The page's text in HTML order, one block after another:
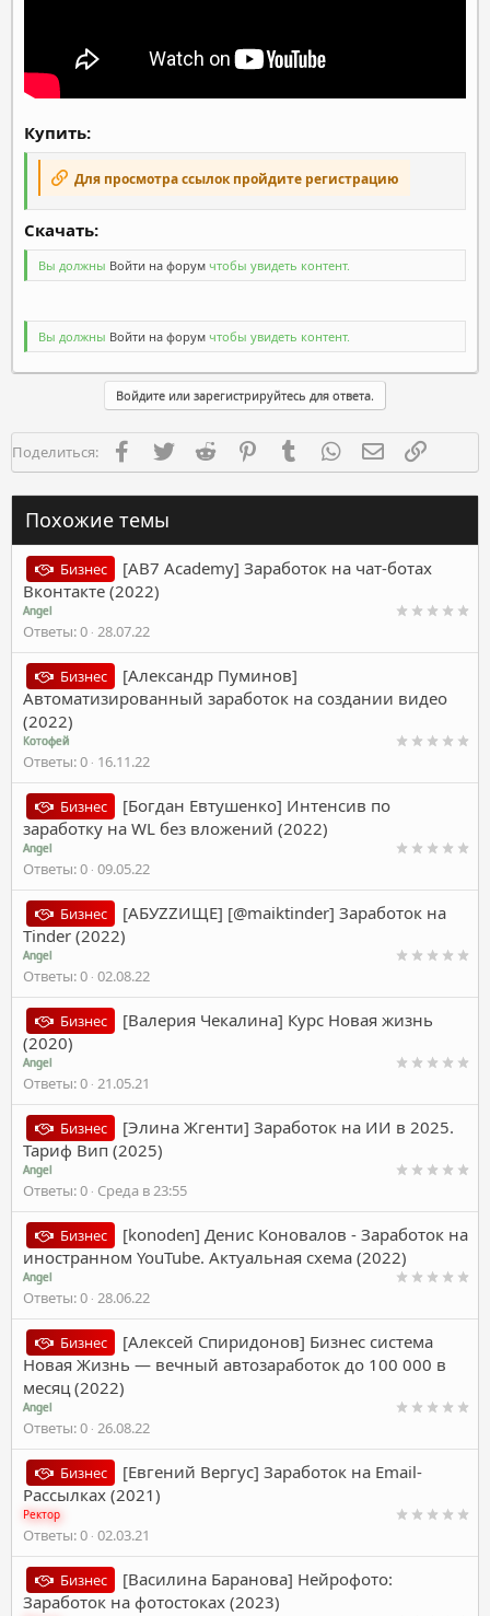
Купить:
Для просмотра ссылок пройдите регистрацию
Скачать:​
Вы должны Войти на форум чтобы увидеть контент.
Вы должны Войти на форум чтобы увидеть контент.
Войдите или зарегистрируйтесь для ответа.
Поделиться: FacebookTwitter Reddit PinterestTumblr WhatsAppЭлектронная
Похожие темы
Бизнес
[AB7 Academy] Заработок на чат-ботах
Вконтакте (2022)
Angel
Ответы 0 28.07.22
Бизнес
[Александр Пуминов]
Автоматизированный заработок на создании видео
(2022)
Котофей
Ответы 0 16.11.22
Бизнес
[Богдан Евтушенко] Интенсив по
заработку на WL без вложений (2022)
Angel
Ответы 0 09.05.22
Бизнес
[АБУZZИЩЕ] [@maiktinder] Заработок на
Tinder (2022)
Angel
Ответы 0 02.08.22
Бизнес
[Валерия Чекалина] Курс Новая жизнь
(2020)
Angel
Ответы 0 21.05.21
Бизнес
[Элина Жгенти] Заработок на ИИ в 2025.
Тариф Вип (2025)
Angel
Ответы 0 Среда в 23:55
Бизнес
[konoden] Денис Коновалов - Заработок на
иностранном YouTube. Актуальная схема (2022)
Angel
Ответы 0 28.06.22
Бизнес
[Алексей Спиридонов] Бизнес система
Новая Жизнь — вечный автозаработок до 100 000 в
месяц (2022)
Angel
Ответы 0 26.08.22
Бизнес
[Евгений Вергус] Заработок на Email-
Рассылках (2021)
Ректор
Ответы 0 02.03.21
Бизнес
[Василина Баранова] Нейрофото:
Заработок на фотостоках (2023)